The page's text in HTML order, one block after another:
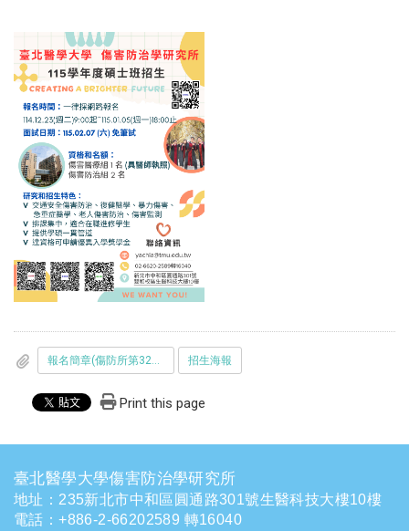
招生海報
Print this page
臺北醫學大學傷害防治學研究所
地址：235新北市中和區圓通路301號生醫科技大樓10樓
電話 ：+886-2-66202589 轉16040